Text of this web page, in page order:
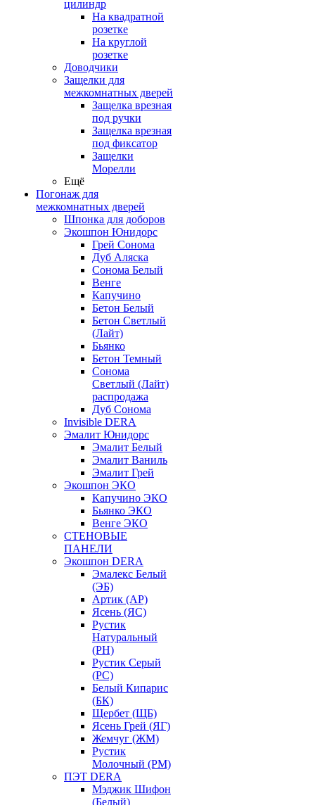
цилиндр
На квадратной
розетке
На круглой
розетке
Доводчики
Защелки для
межкомнатных дверей
Защелка врезная
под ручки
Защелка врезная
под фиксатор
Защелки
Морелли
Ещё
Погонаж для
межкомнатных дверей
Шпонка для доборов
Экошпон Юнидорс
Грей Сонома
Дуб Аляска
Сонома Белый
Венге
Капучино
Бетон Белый
Бетон Светлый
(Лайт)
Бьянко
Бетон Темный
Сонома
Светлый (Лайт)
распродажа
Дуб Сонома
Invisible DERA
Эмалит Юнидорс
Эмалит Белый
Эмалит Ваниль
Эмалит Грей
Экошпон ЭКО
Капучино ЭКО
Бьянко ЭКО
Венге ЭКО
СТЕНОВЫЕ
ПАНЕЛИ
Экошпон DERA
Эмалекс Белый
(ЭБ)
Артик (АР)
Ясень (ЯС)
Рустик
Натуральный
(РН)
Рустик Серый
(РС)
Белый Кипарис
(БК)
Щербет (ЩБ)
Ясень Грей (ЯГ)
Жемчуг (ЖМ)
Рустик
Молочный (РМ)
ПЭТ DERA
Мэджик Шифон
(Белый)